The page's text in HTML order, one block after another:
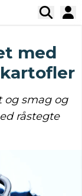
med
og smag og
råstegte